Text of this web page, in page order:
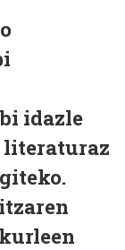
idazle
literaturaz